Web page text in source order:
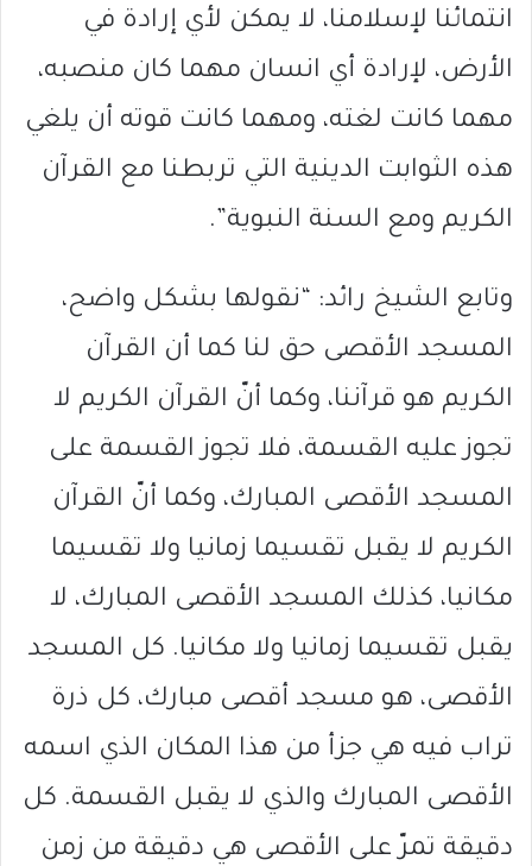
انتمائنا لإسلامنا، لا يمكن لأي إرادة في
الأرض، لإرادة أي انسان مهما كان منصبه،
مهما كانت لغته، ومهما كانت قوته أن يلغي
هذه الثوابت الدينية التي تربطنا مع القرآن
الكريم ومع السنة النبوية”.
وتابع الشيخ رائد: “نقولها بشكل واضح،
المسجد الأقصى حق لنا كما أن القرآن
الكريم هو قرآننا، وكما أنّ القرآن الكريم لا
تجوز عليه القسمة، فلا تجوز القسمة على
المسجد الأقصى المبارك، وكما أنّ القرآن
الكريم لا يقبل تقسيما زمانيا ولا تقسيما
مكانيا، كذلك المسجد الأقصى المبارك، لا
يقبل تقسيما زمانيا ولا مكانيا. كل المسجد
الأقصى، هو مسجد أقصى مبارك، كل ذرة
تراب فيه هي جزأ من هذا المكان الذي اسمه
الأقصى المبارك والذي لا يقبل القسمة. كل
دقيقة تمرّ على الأقصى هي دقيقة من زمن